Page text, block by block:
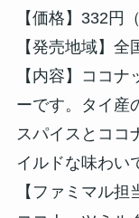
【価格】332円
【発売地域】
【内容】ココ
ーです。タイ産
スパイスとココ
イルドな味わい
【ファミマル担